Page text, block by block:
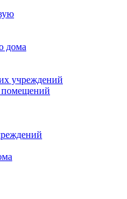
дома
учреждений
помещений